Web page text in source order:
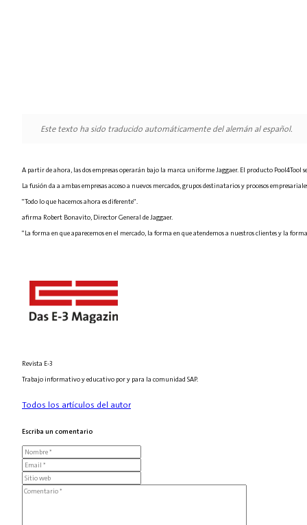
Este texto ha sido traducido automáticamente del alemán al español.
A partir de ahora, las dos empresas operarán bajo la marca uniforme Jaggaer. El producto
La fusión da a ambas empresas acceso a nuevos mercados, grupos destinatarios y procesos
"Todo lo que hacemos ahora es diferente".
afirma Robert Bonavito, Director General de Jaggaer.
"La forma en que aparecemos en el mercado, la forma en que atendemos a nuestros clientes y la
Revista E-3
Trabajo informativo y educativo por y para la comunidad SAP.
Todos los artículos del autor
Escriba un comentario